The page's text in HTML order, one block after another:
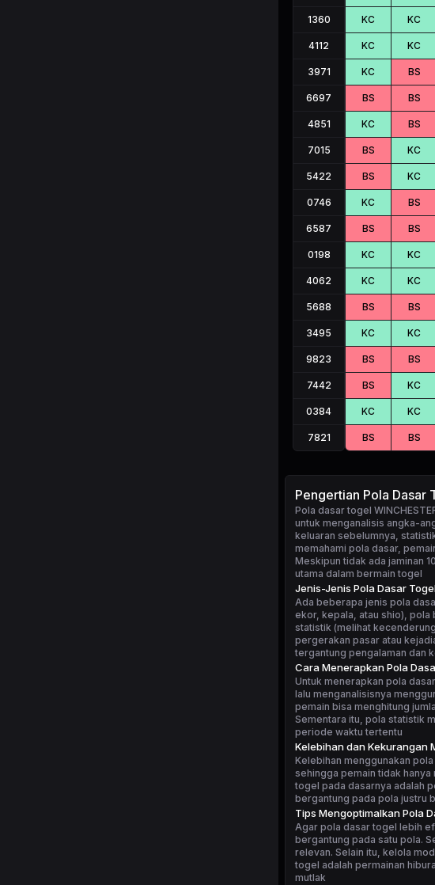
1360
4112
3971
6697
4851
7015
5422
0746
6587
0198
4062
5688
3495
9823
7442
0384
7821
KC KC
KC KC
KC BS
BS BS
KC BS
BS KC
BS KC
KC BS
BS BS
KC KC
KC KC
BS BS
KC KC
BS BS
BS KC
KC KC
BS BS
Pengertian Pola Dasar
Pola dasar togel
untuk menganalisis angka-
keluaran sebelumnya,
memahami pola dasar,
Meskipun tidak ada jaminan
utama dalam bermain togel
Jenis-Jenis Pola Dasar
Ada beberapa jenis pola
ekor, kepala, atau shio), pola
statistik (melihat
pergerakan pasar atau
tergantung pengalaman dan
Cara Menerapkan Pola
Untuk menerapkan pola
lalu menganalisisnya
pemain bisa menghitung
Sementara itu, pola statistik
periode waktu tertentu
Kelebihan dan Kekurangan
Kelebihan menggunakan
sehingga pemain tidak hanya
togel pada dasarnya adalah
bergantung pada pola justru
Tips Mengoptimalkan Pola
Agar pola dasar togel lebih
bergantung pada satu pola.
relevan. Selain itu, kelola
togel adalah permainan
mutlak